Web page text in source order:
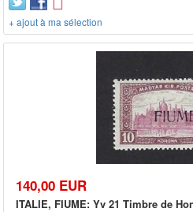
+ ajout à ma sélection
140,00 EUR
ITALIE, FIUME: Yv 21 Timbre de